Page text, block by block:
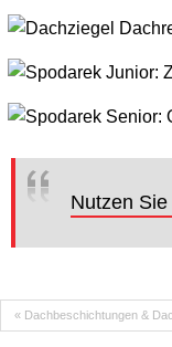
Nutzen
« Dachbeschichtungen &